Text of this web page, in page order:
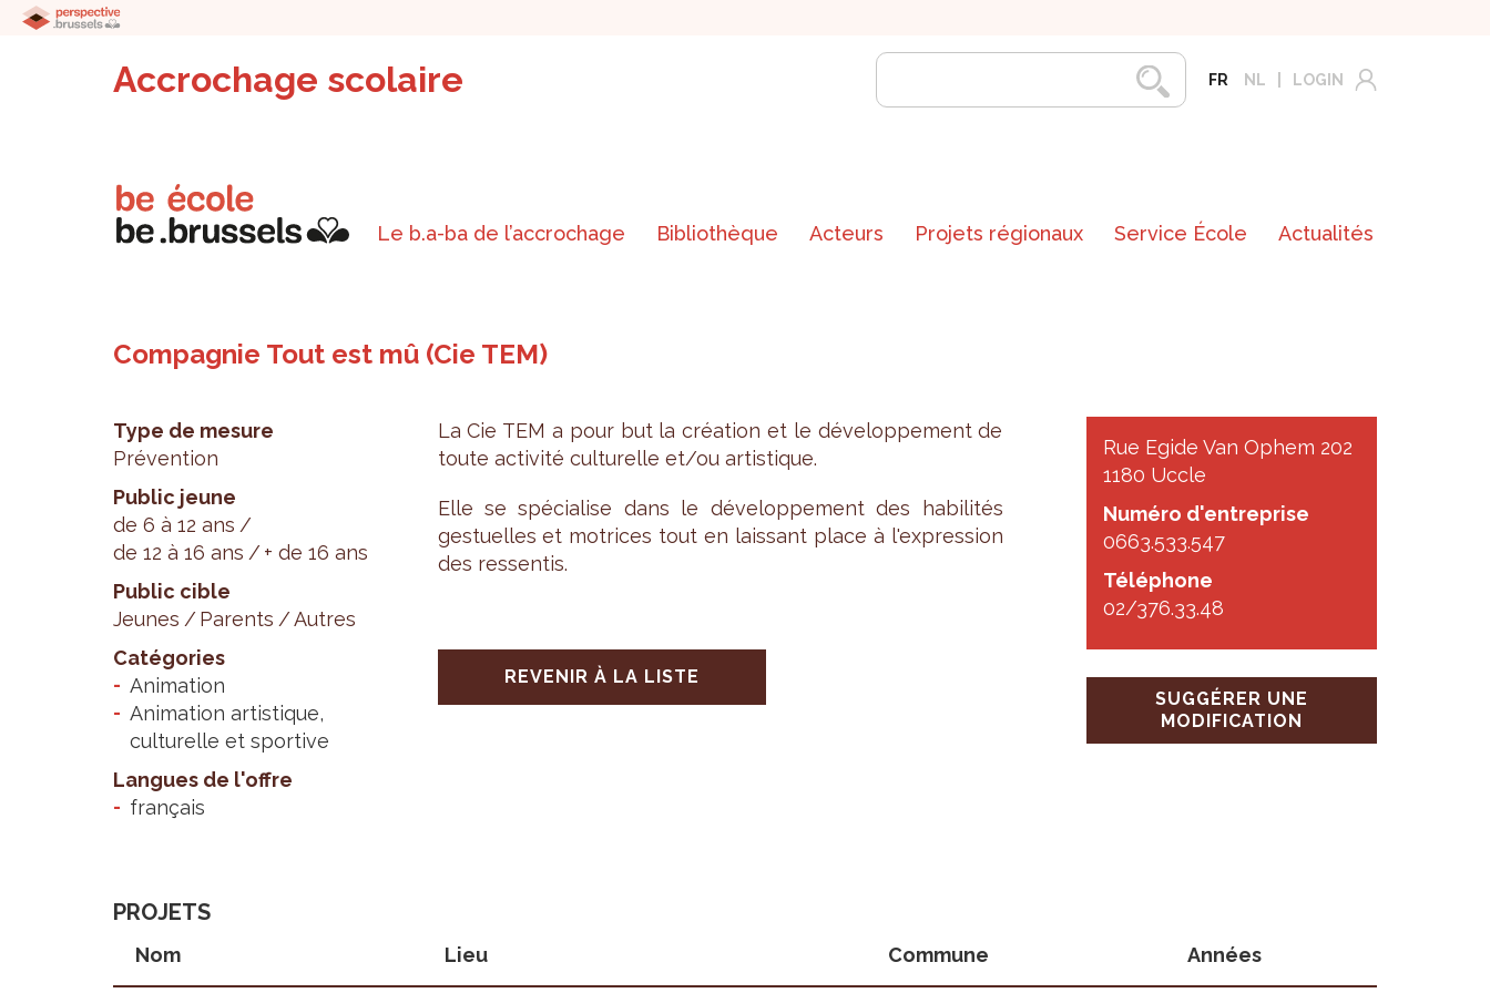
Accrochage scolaire FR NL LOGIN
Le b.a-ba de l’accrochage Bibliothèque Acteurs Projets régionaux Service École Actualités
Compagnie Tout est mû (Cie TEM)
Type de mesure
Prévention
Public jeune
de 6 à 12 ans
de 12 à 16 ans
+ de 16 ans
Public cible
Jeunes
Parents
Autres
Catégories
Animation
Animation artistique,
culturelle et sportive
Langues de l'offre
français
Rue Egide Van Ophem 202
1180 Uccle
Numéro d'entreprise
0663.533.547
Téléphone
02/376.33.48
SUGGÉRER UNE
MODIFICATION
La Cie TEM a pour but la créa­tion et le déve­lop­pe­ment de
toute acti­vité cultu­relle et/ou artis­tique.
Elle se spé­cia­lise dans le déve­lop­pe­ment des habi­li­tés
ges­tuelles et motrices tout en lais­sant place à l'ex­pres­sion
des res­sen­tis.
REVENIR À LA LISTE
PROJETS
Nom Lieu Commune Années